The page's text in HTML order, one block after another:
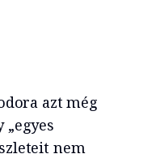
azt még
nem